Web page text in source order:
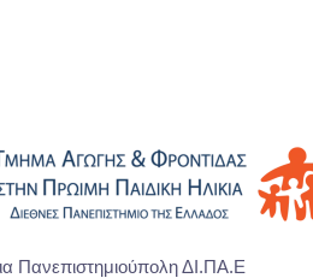
Πανεπιστημιούπολη ΔΙ.ΠΑ.Ε